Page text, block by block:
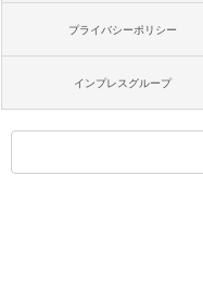
プライバシーポリシー
インプレスグループ